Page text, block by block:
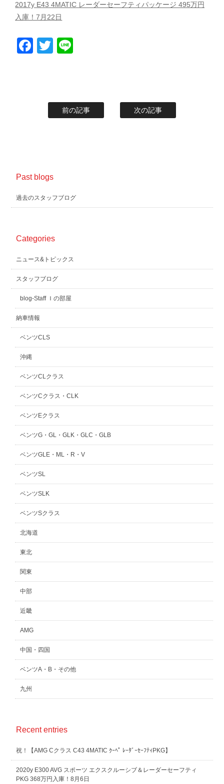
2017y E43 4MATIC レーダーセーフティパッケージ 495万円
入庫！7月22日
Facebook
Twitter
前の記事 次の記事
Past blogs
過去のスタッフブログ
Categories
ニュース&トピックス
スタッフブログ
blog-Staff Ｉの部屋
納車情報
ベンツCLS
沖縄
ベンツCLクラス
ベンツCクラス・CLK
ベンツEクラス
ベンツG・GL・GLK・GLC・GLB
ベンツGLE・ML・R・V
ベンツSL
ベンツSLK
ベンツSクラス
北海道
東北
関東
中部
近畿
AMG
中国・四国
ベンツA・B・その他
九州
Recent entries
祝！【AMG Cクラス C43 4MATIC ｸｰﾍﾟ ﾚｰﾀﾞｰｾｰﾌﾃｨPKG】
2020y E300 AVG スポーツ エクスクルーシブ＆レーダーセーフティ
PKG 368万円入庫！8月6日